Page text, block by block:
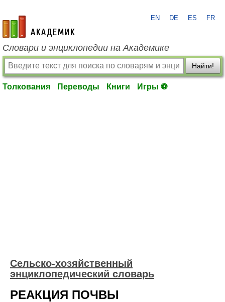
academic.ru
EN DE ES FR
Словари и энциклопедии на Академике
Найти!
Толкования Переводы Книги Игры ⚽
Сельско-хозяйственный
энциклопедический словарь
РЕАКЦИЯ ПОЧВЫ